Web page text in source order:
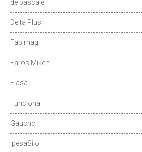
de pascale
Delta Plus
Fabimag
Faros Miken
Fiasa
Funcional
Gaucho
IpesaSilo